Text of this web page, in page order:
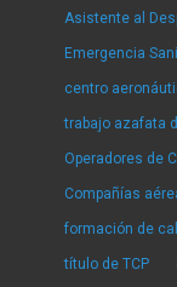
Asistente al
Emergencia
centro
trabajo azafata
Operadores de
Compañías
formación de
título de TCP